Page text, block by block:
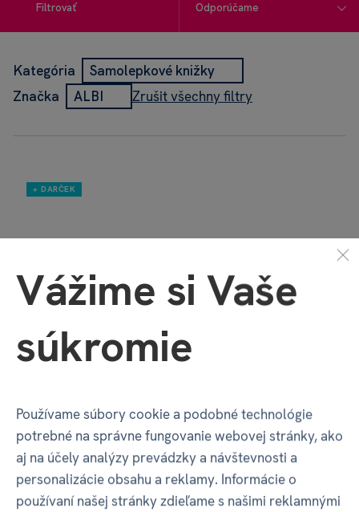
Filtrovať
Kategória
Samolepkové knižky
Značka
ALBI Zrušit všechny filtry
+ DARČEK
Kouzelné samolepky
2
na sklade
Vážime si Vaše
súkromie
Používame súbory cookie a podobné technológie
potrebné na správne fungovanie webovej stránky, ako
aj na účely analýzy prevádzky a návštevnosti a
personalizácie obsahu a reklamy. Informácie o
používaní našej stránky zdieľame s našimi reklamnými